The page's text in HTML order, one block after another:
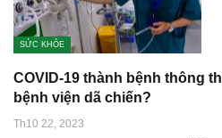
SỨC KHỎE
COVID-19 thành bệnh thông
bệnh viện dã chiến?
Th10 22, 2023